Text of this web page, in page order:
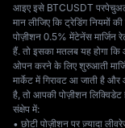
आइए इसे BTCUSDT
मान लीजिए कि ट्रेडिंग नियमों
पोज़ीशन 0.5% मेंटेनेंस
हैं. तो इसका मतलब यह होगा
ओपन करने के लिए शुरुआती
मार्केट में गिरावट आ जाती है
है, तो आपकी पोज़ीशन लिक्विडेट
संक्षेप में:
• छोटी पोज़ीशन पर ज़्यादा